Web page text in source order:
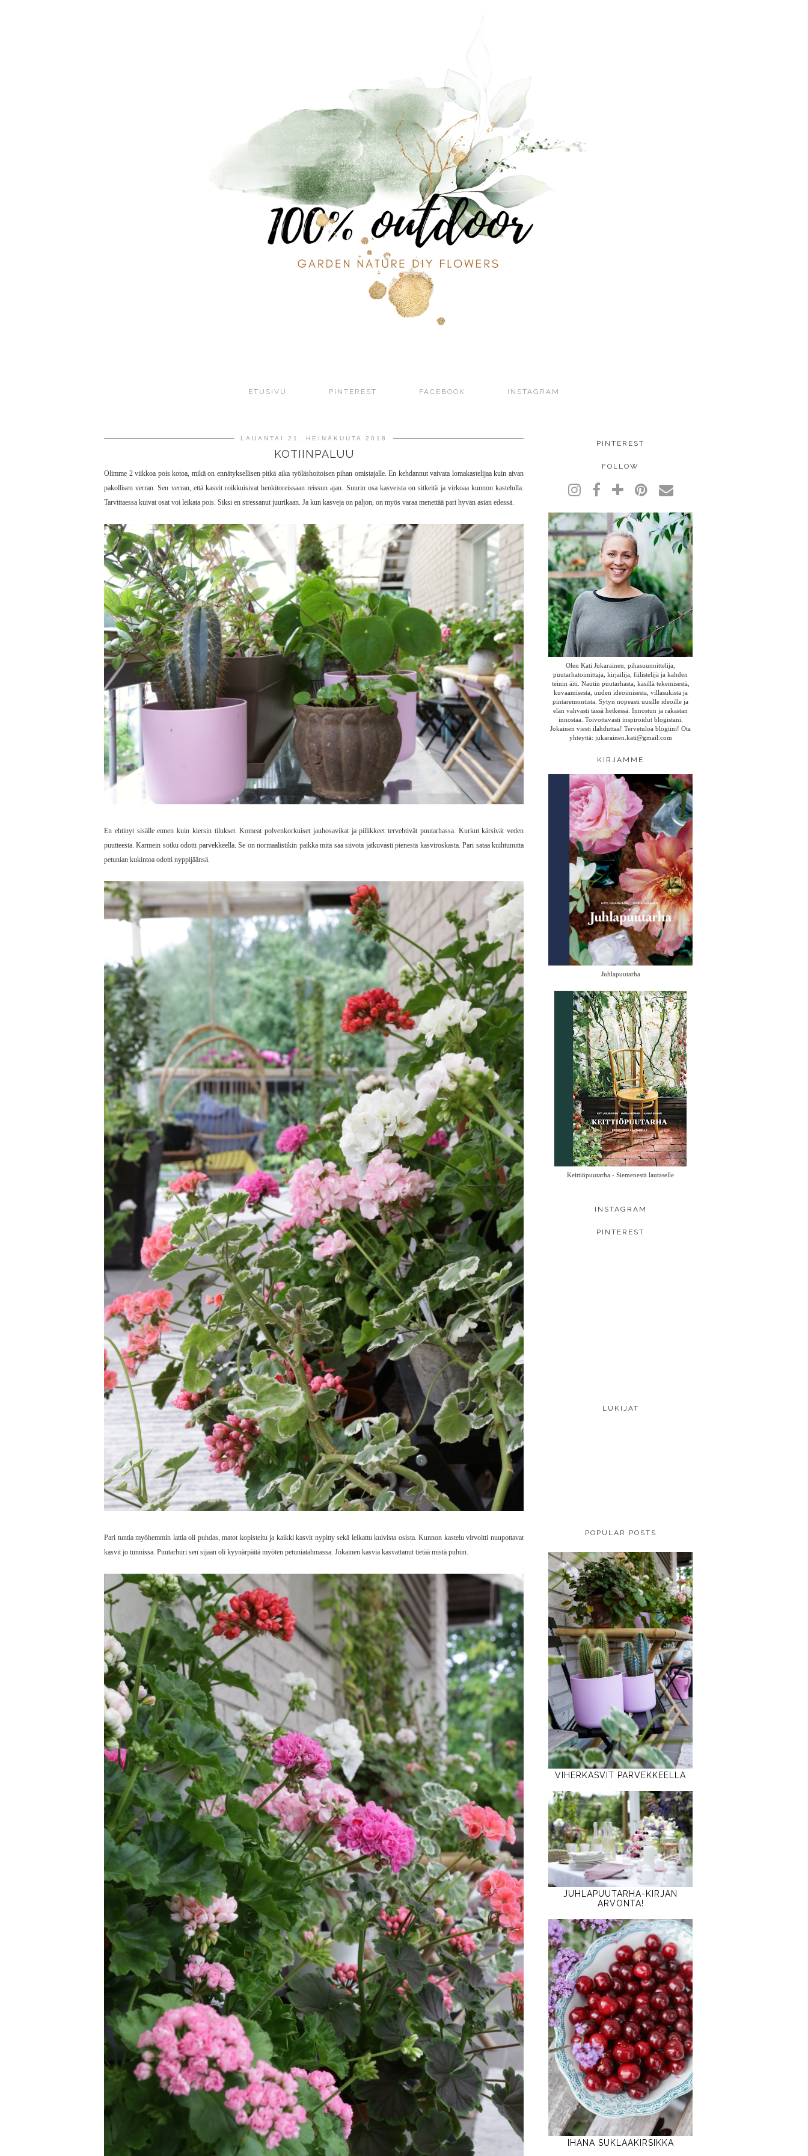
ETUSIVU PINTEREST FACEBOOK INSTAGRAM
LAUANTAI 21. HEINÄKUUTA 2018
KOTIINPALUU
Olimme 2 viikkoa pois kotoa, mikä on ennätyksellisen pitkä aika työläshoitoisen pihan omistajalle. En kehdannut vaivata lomakastelijaa kuin aivan
pakollisen verran. Sen verran, että kasvit roikkuisivat henkitoreissaan reissun ajan. Suurin osa kasveista on sitkeitä ja virkoaa kunnon kastelulla.
Tarvittaessa kuivat osat voi leikata pois. Siksi en stressanut juurikaan. Ja kun kasveja on paljon, on myös varaa menettää pari hyvän asian edessä.
En ehtinyt sisälle ennen kuin kiersin tilukset. Komeat polvenkorkuiset jauhosavikat ja pillikkeet tervehtivät puutarhassa. Kurkut kärsivät veden
puutteesta. Karmein sotku odotti parvekkeella. Se on normaalistikin paikka mitä saa siivota jatkuvasti pienestä kasviroskasta. Pari sataa kuihtunutta
petunian kukintoa odotti nyppijäänsä.
Pari tuntia myöhemmin lattia oli puhdas, matot kopisteltu ja kaikki kasvit nypitty sekä leikattu kuivista osista. Kunnon kastelu virvoitti nuupottavat
kasvit jo tunnissa. Puutarhuri sen sijaan oli kyynärpäitä myöten petuniatahmassa. Jokainen kasvia kasvattanut tietää mistä puhun.
PINTEREST
FOLLOW
Olen Kati Jukarainen, pihasuunnittelija,
puutarhatoimittaja, kirjailija, fiilistelijä ja kahden
teinin äiti. Nautin puutarhasta, käsillä tekemisestä,
kuvaamisesta, uuden ideoimisesta, villasukista ja
pintaremontista. Sytyn nopeasti uusille ideoille ja
elän vahvasti tässä hetkessä. Innostun ja rakastan
innostaa. Toivottavasti inspiroidut blogistani.
Jokainen viesti ilahduttaa! Tervetuloa blogiini! Ota
yhteyttä: jukarainen.kati@gmail.com
KIRJAMME
Juhlapuutarha
Keittiöpuutarha - Siemenestä lautaselle
INSTAGRAM
PINTEREST
LUKIJAT
POPULAR POSTS
VIHERKASVIT PARVEKKEELLA
JUHLAPUUTARHA-KIRJAN
ARVONTA!
IHANA SUKLAAKIRSIKKA